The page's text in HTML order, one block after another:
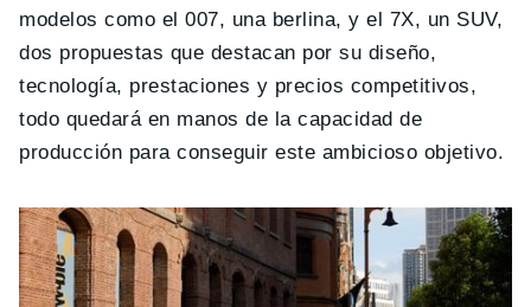
modelos como el 007, una berlina, y el 7X, un SUV,
dos propuestas que destacan por su diseño,
tecnología, prestaciones y precios competitivos,
todo quedará en manos de la capacidad de
producción para conseguir este ambicioso objetivo.